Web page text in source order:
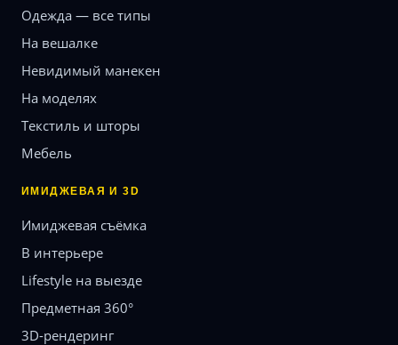
Одежда — все типы
На вешалке
Невидимый манекен
На моделях
Текстиль и шторы
Мебель
ИМИДЖЕВАЯ И 3D
Имиджевая съёмка
В интерьере
Lifestyle на выезде
Предметная 360°
3D-рендеринг